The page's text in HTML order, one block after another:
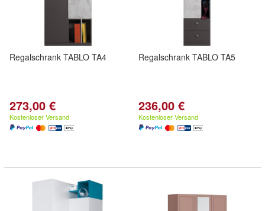
Regalschrank TABLO TA4
273,00 €
Kostenloser Versand
Regalschrank TABLO TA5
236,00 €
Kostenloser Versand